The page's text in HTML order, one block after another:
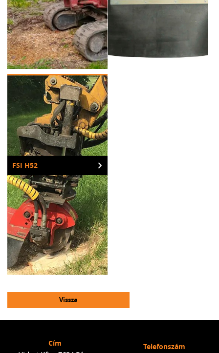
FSI H52
Vissza
Cím Telefonszám